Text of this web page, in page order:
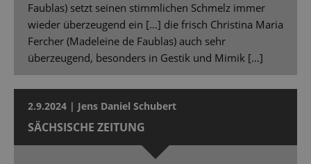
Faublas) setzt seinen stimmlichen Schmelz immer
wieder überzeugend ein […] die frisch Christina Maria
Fercher (Madeleine de Faublas) auch sehr
überzeugend, besonders in Gestik und Mimik […]
2.9.2024 | Jens Daniel Schubert
SÄCHSISCHE ZEITUNG